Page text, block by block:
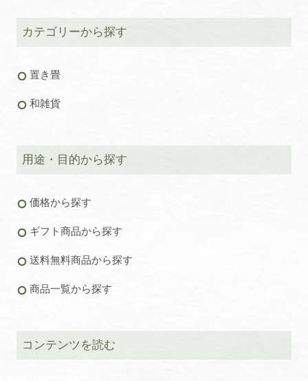
カテゴリーから探す
置き畳
和雑貨
用途・目的から探す
価格から探す
ギフト商品から探す
送料無料商品から探す
商品一覧から探す
コンテンツを読む